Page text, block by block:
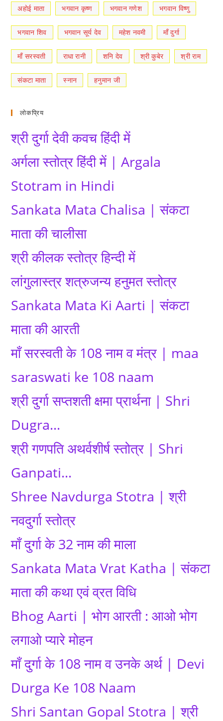
अहोई माता भगवान कृष्ण भगवान गणेश भगवान विष्णु
भगवान शिव भगवान सूर्य देव महेश नवमी माँ दुर्गा
माँ सरस्वती राधा रानी शनि देव श्री कुबेर श्री राम
संकटा माता स्नान हनुमान जी
लोकप्रिय
श्री दुर्गा देवी कवच हिंदी में
अर्गला स्तोत्र हिंदी में | Argala
Stotram in Hindi
Sankata Mata Chalisa | संकटा
माता की चालीसा
श्री कीलक स्तोत्र हिन्दी में
लांगुलास्त्र शत्रुजन्य हनुमत स्तोत्र
Sankata Mata Ki Aarti | संकटा
माता की आरती
माँ सरस्वती के 108 नाम व मंत्र | maa
saraswati ke 108 naam
श्री दुर्गा सप्तशती क्षमा प्रार्थना | Shri
Dugra…
श्री गणपति अथर्वशीर्ष स्तोत्र | Shri
Ganpati…
Shree Navdurga Stotra | श्री
नवदुर्गा स्तोत्र
माँ दुर्गा के 32 नाम की माला
Sankata Mata Vrat Katha | संकटा
माता की कथा एवं व्रत विधि
Bhog Aarti | भोग आरती : आओ भोग
लगाओ प्यारे मोहन
माँ दुर्गा के 108 नाम व उनके अर्थ | Devi
Durga Ke 108 Naam
Shri Santan Gopal Stotra | श्री